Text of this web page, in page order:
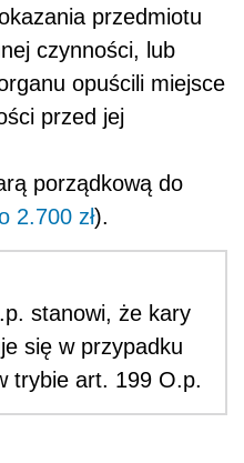
przedmiotu
czynności, lub
opuścili miejsce
przed jej
porządkową do
2.700 zł).
stanowi, że kary
się w przypadku
trybie art. 199 O.p.